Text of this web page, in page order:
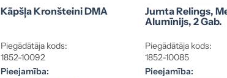
Kāpšļa Kronšteini DMA
Piegādātāja kods:
1852-10092
Pieejamība:
Jumta Relings,
Alumīnijs, 2 Gab.
Piegādātāja kods:
1852-10085
Pieejamība: